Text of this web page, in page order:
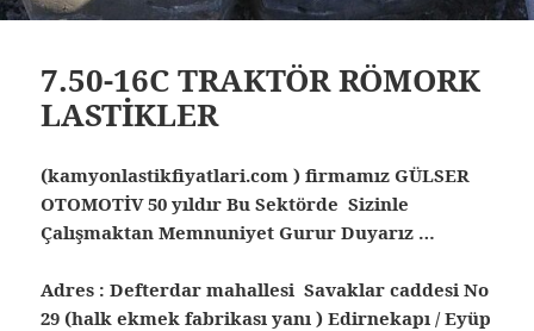
7.50-16C TRAKTÖR RÖMORK
LASTİKLER
(kamyonlastikfiyatlari.com ) firmamız GÜLSER
OTOMOTİV 50 yıldır Bu Sektörde Sizinle
Çalışmaktan Memnuniyet Gurur Duyarız …
Adres : Defterdar mahallesi Savaklar caddesi No
29 (halk ekmek fabrikası yanı ) Edirnekapı / Eyüp